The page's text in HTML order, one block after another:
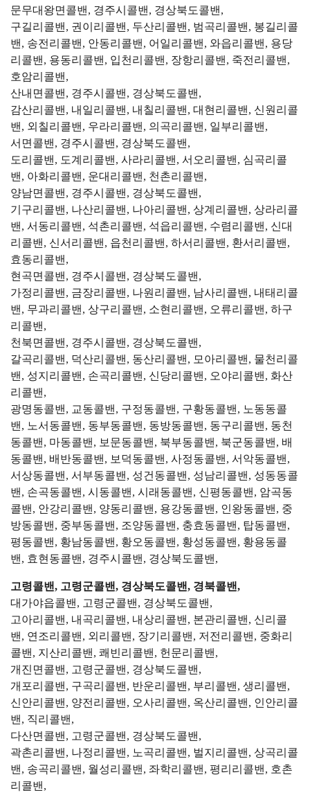
문무대왕면콜밴, 경주시콜밴, 경상북도콜밴,
구길리콜밴, 권이리콜밴, 두산리콜밴, 범곡리콜밴, 봉길리콜
밴, 송전리콜밴, 안동리콜밴, 어일리콜밴, 와읍리콜밴, 용당
리콜밴, 용동리콜밴, 입천리콜밴, 장항리콜밴, 죽전리콜밴,
호암리콜밴,
산내면콜밴, 경주시콜밴, 경상북도콜밴,
감산리콜밴, 내일리콜밴, 내칠리콜밴, 대현리콜밴, 신원리콜
밴, 외칠리콜밴, 우라리콜밴, 의곡리콜밴, 일부리콜밴,
서면콜밴, 경주시콜밴, 경상북도콜밴,
도리콜밴, 도계리콜밴, 사라리콜밴, 서오리콜밴, 심곡리콜
밴, 아화리콜밴, 운대리콜밴, 천촌리콜밴,
양남면콜밴, 경주시콜밴, 경상북도콜밴,
기구리콜밴, 나산리콜밴, 나아리콜밴, 상계리콜밴, 상라리콜
밴, 서동리콜밴, 석촌리콜밴, 석읍리콜밴, 수렴리콜밴, 신대
리콜밴, 신서리콜밴, 읍천리콜밴, 하서리콜밴, 환서리콜밴,
효동리콜밴,
현곡면콜밴, 경주시콜밴, 경상북도콜밴,
가정리콜밴, 금장리콜밴, 나원리콜밴, 남사리콜밴, 내태리콜
밴, 무과리콜밴, 상구리콜밴, 소현리콜밴, 오류리콜밴, 하구
리콜밴,
천북면콜밴, 경주시콜밴, 경상북도콜밴,
갈곡리콜밴, 덕산리콜밴, 동산리콜밴, 모아리콜밴, 물천리콜
밴, 성지리콜밴, 손곡리콜밴, 신당리콜밴, 오야리콜밴, 화산
리콜밴,
광명동콜밴, 교동콜밴, 구정동콜밴, 구황동콜밴, 노동동콜
밴, 노서동콜밴, 동부동콜밴, 동방동콜밴, 동구리콜밴, 동천
동콜밴, 마동콜밴, 보문동콜밴, 북부동콜밴, 북군동콜밴, 배
동콜밴, 배반동콜밴, 보덕동콜밴, 사정동콜밴, 서악동콜밴,
서상동콜밴, 서부동콜밴, 성건동콜밴, 성남리콜밴, 성동동콜
밴, 손곡동콜밴, 시동콜밴, 시래동콜밴, 신평동콜밴, 암곡동
콜밴, 안강리콜밴, 양동리콜밴, 용강동콜밴, 인왕동콜밴, 중
방동콜밴, 중부동콜밴, 조양동콜밴, 충효동콜밴, 탑동콜밴,
평동콜밴, 황남동콜밴, 황오동콜밴, 황성동콜밴, 황용동콜
밴, 효현동콜밴, 경주시콜밴, 경상북도콜밴,
고령콜밴, 고령군콜밴, 경상북도콜밴, 경북콜밴,
대가야읍콜밴, 고령군콜밴, 경상북도콜밴,
고아리콜밴, 내곡리콜밴, 내상리콜밴, 본관리콜밴, 신리콜
밴, 연조리콜밴, 외리콜밴, 장기리콜밴, 저전리콜밴, 중화리
콜밴, 지산리콜밴, 쾌빈리콜밴, 헌문리콜밴,
개진면콜밴, 고령군콜밴, 경상북도콜밴,
개포리콜밴, 구곡리콜밴, 반운리콜밴, 부리콜밴, 생리콜밴,
신안리콜밴, 양전리콜밴, 오사리콜밴, 옥산리콜밴, 인안리콜
밴, 직리콜밴,
다산면콜밴, 고령군콜밴, 경상북도콜밴,
곽촌리콜밴, 나정리콜밴, 노곡리콜밴, 벌지리콜밴, 상곡리콜
밴, 송곡리콜밴, 월성리콜밴, 좌학리콜밴, 평리리콜밴, 호촌
리콜밴,